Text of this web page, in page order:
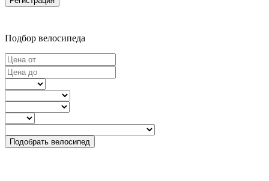
Подбор велосипеда
Подобрать велосипед